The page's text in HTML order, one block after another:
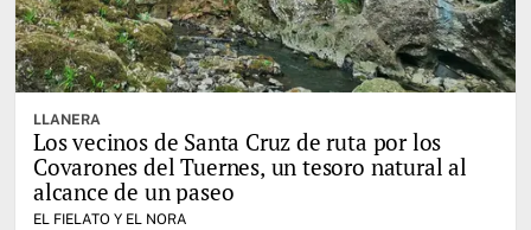
LLANERA
Los vecinos de Santa Cruz de ruta por los
Covarones del Tuernes, un tesoro natural al
alcance de un paseo
EL FIELATO Y EL NORA